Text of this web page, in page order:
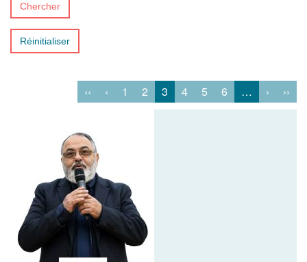
Chercher
Réinitialiser
‹‹ ‹ 1 2 3 4 5 6 … › ››